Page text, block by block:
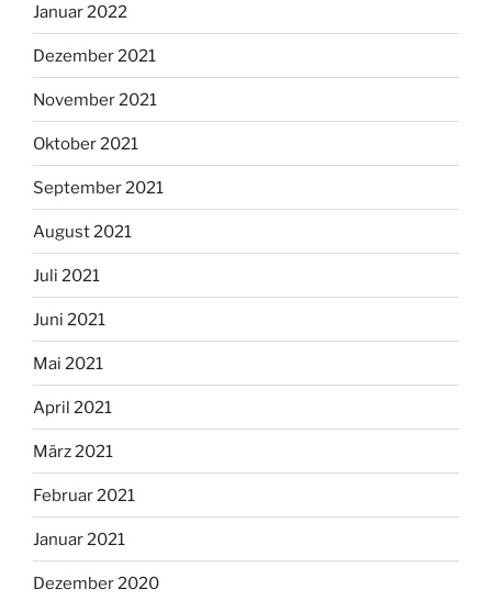
Januar 2022
Dezember 2021
November 2021
Oktober 2021
September 2021
August 2021
Juli 2021
Juni 2021
Mai 2021
April 2021
März 2021
Februar 2021
Januar 2021
Dezember 2020